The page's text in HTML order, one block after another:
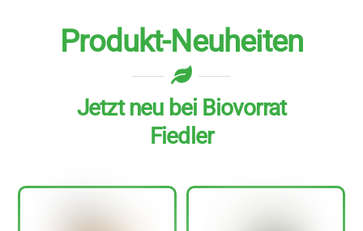
Produkt-Neuheiten
Jetzt neu bei Biovorrat
Fiedler